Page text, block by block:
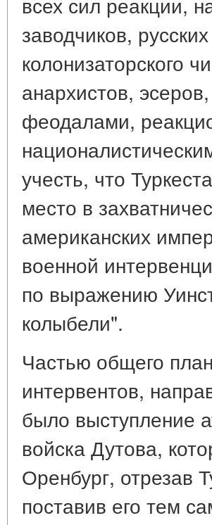
заводчиков,
колонизаторского
анархистов,
феодалами,
учесть, что
место в
американских
военной
по выражению
колыбели".
Частью общего
интервентов,
было выступление
войска Дутова,
Оренбург, отрезав
поставив его тем